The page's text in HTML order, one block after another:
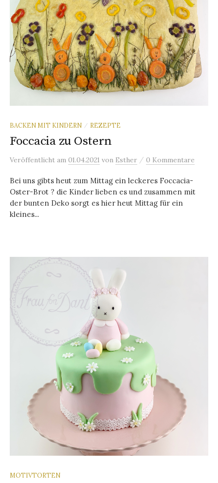
BACKEN MIT KINDERN / REZEPTE
Foccacia zu Ostern
Veröffentlicht am 01.04.2021 von Esther / 0 Kommentare
Bei uns gibts heut zum Mittag ein leckeres Foccacia-
Oster-Brot ? die Kinder lieben es und zusammen mit
der bunten Deko sorgt es hier heut Mittag für ein
kleines...
MOTIVTORTEN